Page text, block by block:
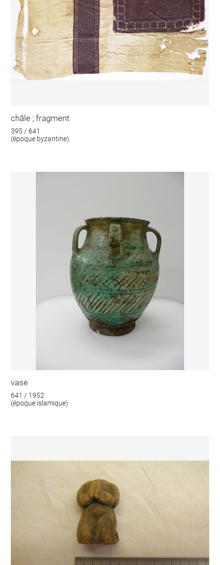
châle ; fragment
395 / 641
(époque byzantine)
vase
641 / 1952
(époque islamique)